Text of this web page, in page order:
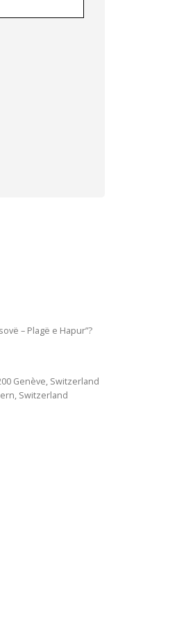
– Plagë e Hapur”?
Genève, Switzerland
Switzerland